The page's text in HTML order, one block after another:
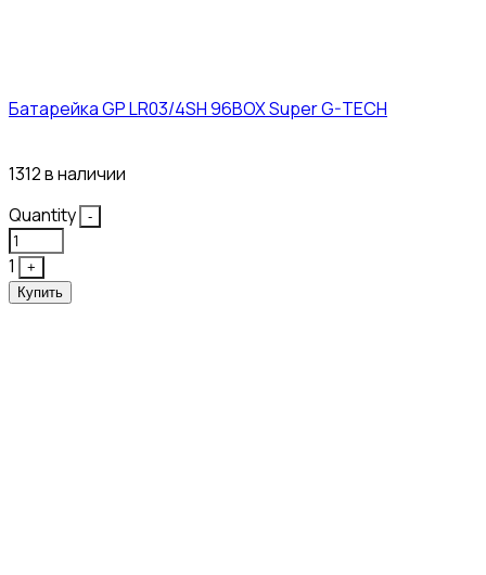
Батарейка GP LR03/4SH 96BOX Super G-TECH
1312 в наличии
Quantity
-
1
+
Купить